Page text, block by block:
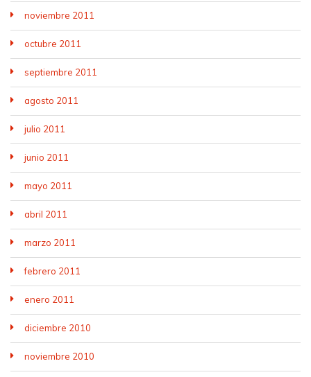
noviembre 2011
octubre 2011
septiembre 2011
agosto 2011
julio 2011
junio 2011
mayo 2011
abril 2011
marzo 2011
febrero 2011
enero 2011
diciembre 2010
noviembre 2010